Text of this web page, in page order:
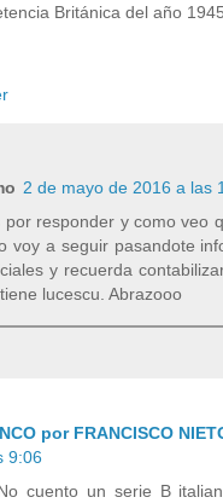
Británica del año 1945
2 de mayo de 2016 a las
por responder y como veo
voy a seguir pasandote
y recuerda
lucescu. Abrazooo
por FRANCISCO
9:06
cuento un serie B